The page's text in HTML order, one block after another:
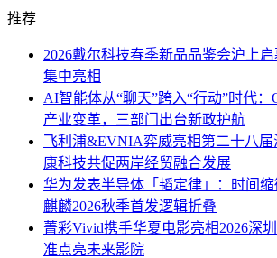
推荐
2026戴尔科技春季新品品鉴会沪上
集中亮相
AI智能体从“聊天”跨入“行动”时代：
产业变革，三部门出台新政护航
飞利浦&EVNIA弈威亮相第二十八
康科技共促两岸经贸融合发展
华为发表半导体「韬定律」：时间缩
麒麟2026秋季首发逻辑折叠
菁彩Vivid携手华夏电影亮相2026深
准点亮未来影院